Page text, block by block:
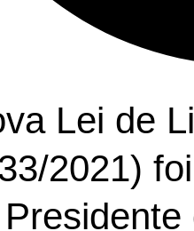
Lei de
2021)